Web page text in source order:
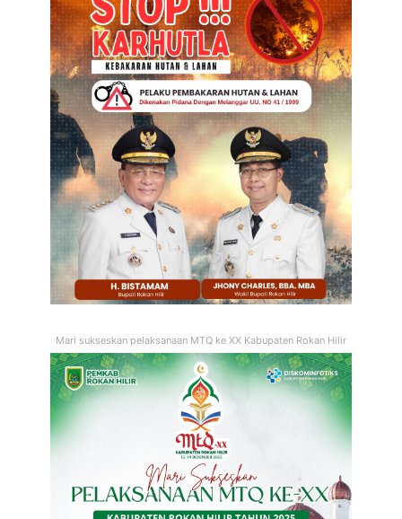
Mari sukseskan pelaksanaan MTQ ke XX Kabupaten Rokan Hilir